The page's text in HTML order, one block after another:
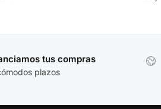
tus compras
plazos